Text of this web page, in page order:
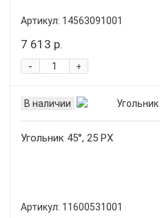
Артикул: 14563091001
7 613 р.
+
-
В наличии
Угольник 45°, 25 PX
Артикул: 11600531001